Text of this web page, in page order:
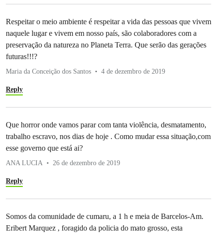
Respeitar o meio ambiente é respeitar a vida das pessoas que vivem
naquele lugar e vivem em nosso país, são colaboradores com a
preservação da natureza no Planeta Terra. Que serão das gerações
futuras!!!?
Maria da Conceição dos Santos 4 de dezembro de 2019
Reply
Que horror onde vamos parar com tanta violência, desmatamento,
trabalho escravo, nos dias de hoje . Como mudar essa situação,com
esse governo que está ai?
ANA LUCIA 26 de dezembro de 2019
Reply
Somos da comunidade de cumaru, a 1 h e meia de Barcelos-Am.
Eribert Marquez , foragido da policia do mato grosso, esta